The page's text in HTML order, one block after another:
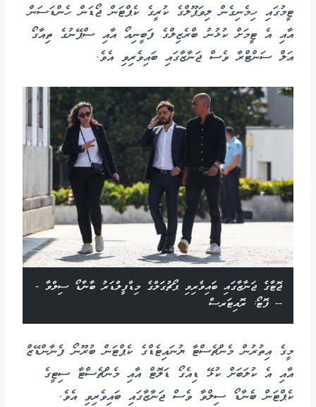
ޓީމުގައި ހިމެނިގެން ލިވަޕޫލްގެ ކުރީގެ ކެޕްޓަން ޖޯޑަން ހެންޑަސަން
އާއި އެ ޓީމަށް ކުޅުނު ބްރެޒިލްގެ ފަބީނިއޯ އާއި ސްޕޭނުގެ ތިއާގޯ
އަލް ސަންޓްރާ ވެސް ޖަނާޒާގައި ބައިވެރިވި އެވެ.
ޖޮޓާގެ ޖަނާޒާގައި ބައިވެރިވި ޕޯޗުގަލްގެ މިޑްފީލްޑަރު ބާނާޑޯ ސިލްވާ -
-- ފޮޓޯ: ރޮއިޓަރސް
މީގެ އިތުރުން މެންޗެސްޓާ ޔުނައިޓެޑްގެ ކެޕްޓަން ބުރޫނޯ ފެނާންޑޭޒް
އާއި އެ ކުލަބަށް ކުޅޭ ޑިއެގޯ ޑަލޮޓް އާއި މެންޗެސްޓާ ސިޓީގެ
ކެޕްޓަން ބެނާޑޯ ސިލްވާ ވެސް ޖަނާޒާގައި ބައިވެރިވި އެވެ.